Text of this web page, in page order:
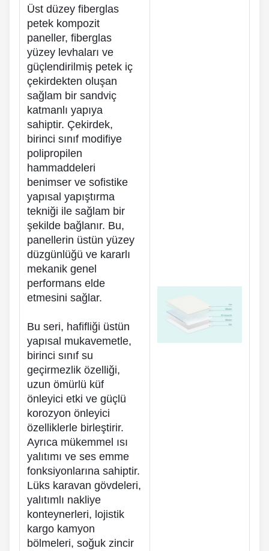
Üst düzey fiberglas
petek kompozit
paneller, fiberglas
yüzey levhaları ve
güçlendirilmiş petek iç
çekirdekten oluşan
sağlam bir sandviç
katmanlı yapıya
sahiptir. Çekirdek,
birinci sınıf modifiye
polipropilen
hammaddeleri
benimser ve sofistike
yapısal yapıştırma
tekniği ile sağlam bir
şekilde bağlanır. Bu,
panellerin üstün yüzey
düzgünlüğü ve kararlı
mekanik genel
performans elde
etmesini sağlar.
Bu seri, hafifliği üstün
yapısal mukavemetle,
birinci sınıf su
geçirmezlik özelliği,
uzun ömürlü küf
önleyici etki ve güçlü
korozyon önleyici
özelliklerle birleştirir.
Ayrıca mükemmel ısı
yalıtımı ve ses emme
fonksiyonlarına sahiptir.
Lüks karavan gövdeleri,
yalıtımlı nakliye
konteynerleri, lojistik
kargo kamyon
bölmeleri, soğuk zincir